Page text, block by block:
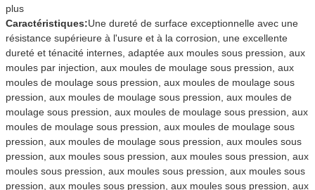
plus
Caractéristiques:Une dureté de surface exceptionnelle avec une
résistance supérieure à l'usure et à la corrosion, une excellente
dureté et ténacité internes, adaptée aux moules sous pression, aux
moules par injection, aux moules de moulage sous pression, aux
moules de moulage sous pression, aux moules de moulage sous
pression, aux moules de moulage sous pression, aux moules de
moulage sous pression, aux moules de moulage sous pression, aux
moules de moulage sous pression, aux moules de moulage sous
pression, aux moules de moulage sous pression, aux moules sous
pression, aux moules sous pression, aux moules sous pression, aux
moules sous pression, aux moules sous pression, aux moules sous
pression, aux moules sous pression, aux moules sous pression, aux